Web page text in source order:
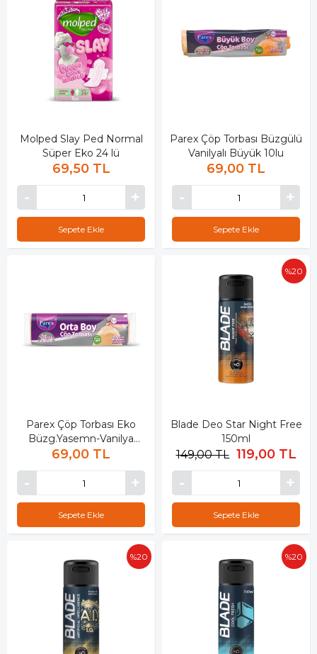
Molped Slay Ped Normal
Süper Eko 24 lü
69,50 TL
Sepete Ekle
Parex Çöp Torbası Büzgülü
Vanilyalı Büyük 10lu
69,00 TL
Sepete Ekle
Parex Çöp Torbası Eko
Büzg.Yasemn-Vanilya
Orta15li
69,00 TL
Sepete Ekle
Blade Deo Star Night Free
150ml
119,00 TL
149,00 TL
%20
Sepete Ekle
%20 %20